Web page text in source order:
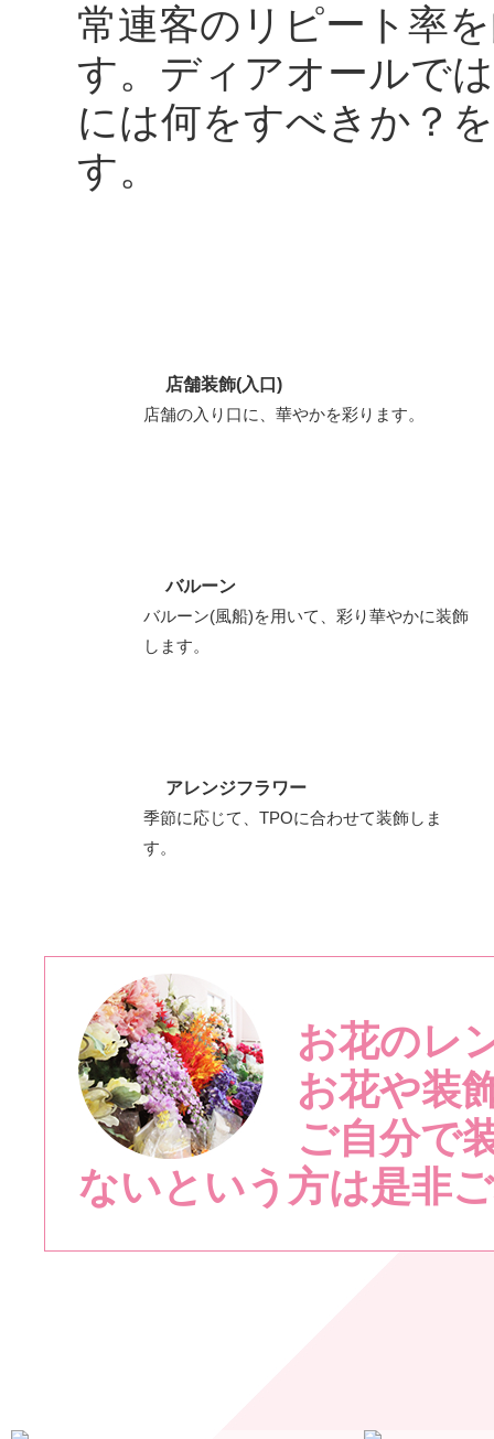
常連客のリピート率
す。ディアオールで
には何をすべきか？
す。
店舗装飾(入口)
店舗の入り口に、華やかを彩ります。
バルーン
バルーン(風船)を用いて、彩り華やかに装飾
します。
アレンジフラワー
季節に応じて、TPOに合わせて装飾しま
す。
お花のレ
お花や装
ご自分で
ないという方は是非